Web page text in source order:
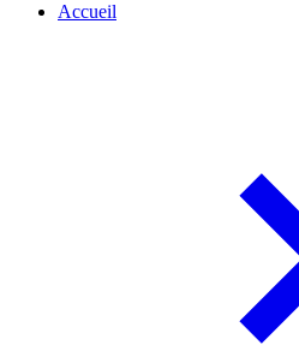
Accueil